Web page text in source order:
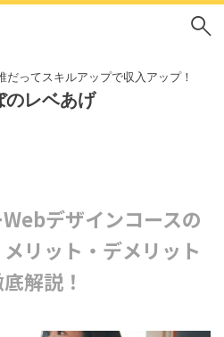
ってスキルアップで収入アップ！
のレベあげ
デザインコースの
リット・デメリット
解説！